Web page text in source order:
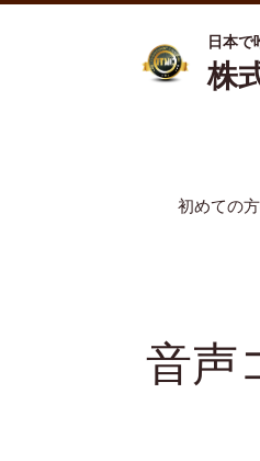
日本で
株
初めての
音声